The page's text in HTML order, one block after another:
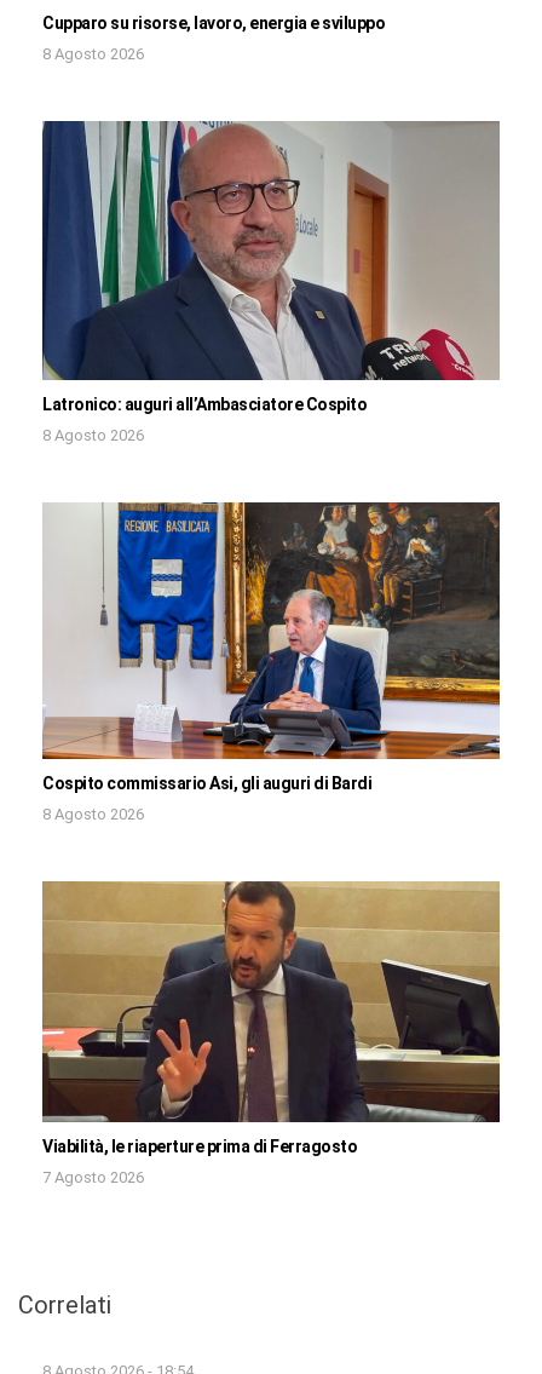
Cupparo su risorse, lavoro, energia e sviluppo
8 Agosto 2026
Latronico: auguri all’Ambasciatore Cospito
8 Agosto 2026
Cospito commissario Asi, gli auguri di Bardi
8 Agosto 2026
Viabilità, le riaperture prima di Ferragosto
7 Agosto 2026
Correlati